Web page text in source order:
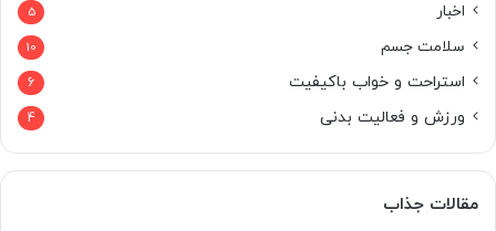
اخبار 5
سلامت جسم 10
استراحت و خواب باکیفیت 6
ورزش و فعالیت بدنی 4
مقالات جذاب